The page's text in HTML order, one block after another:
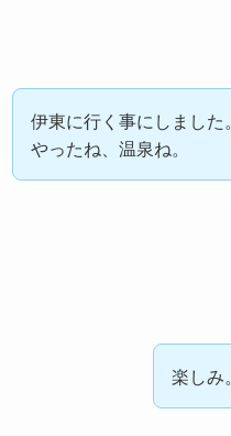
伊東に行く事にしました。
やったね、温泉ね。
楽しみ。